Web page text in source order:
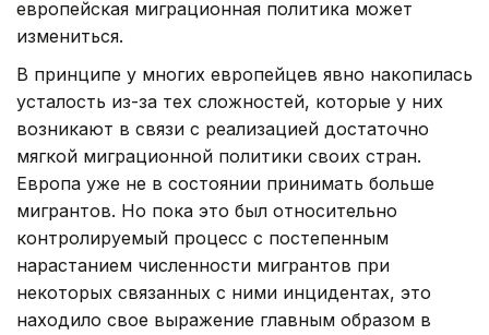
европейская миграционная политика может
измениться.
В принципе у многих европейцев явно накопилась
усталость из-за тех сложностей, которые у них
возникают в связи с реализацией достаточно
мягкой миграционной политики своих стран.
Европа уже не в состоянии принимать больше
мигрантов. Но пока это был относительно
контролируемый процесс с постепенным
нарастанием численности мигрантов при
некоторых связанных с ними инцидентах, это
находило свое выражение главным образом в